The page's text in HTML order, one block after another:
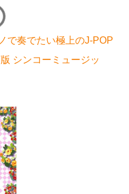
で奏でたい極上のJ-POP
シンコーミュージッ